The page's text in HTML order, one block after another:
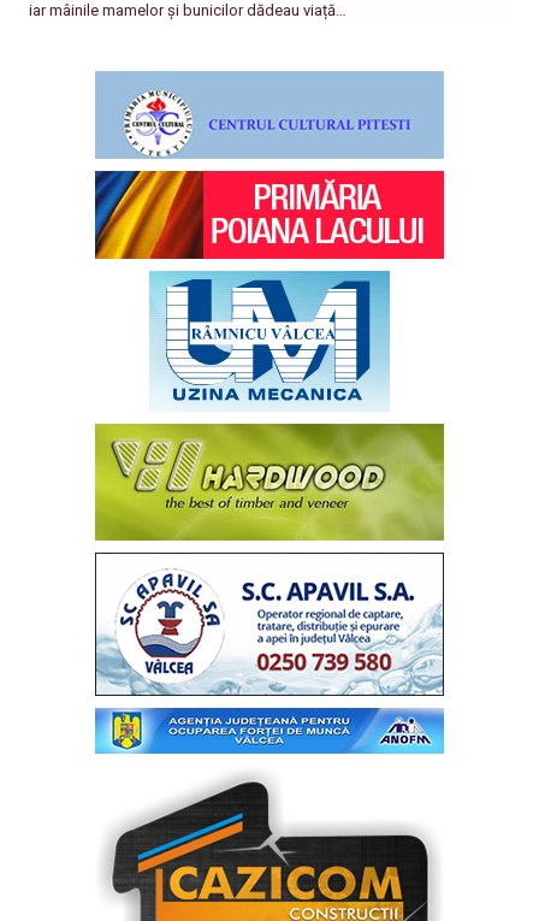
iar mâinile mamelor și bunicilor dădeau viață…